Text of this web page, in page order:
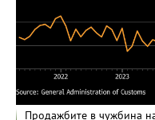
Продажбите в чужбина